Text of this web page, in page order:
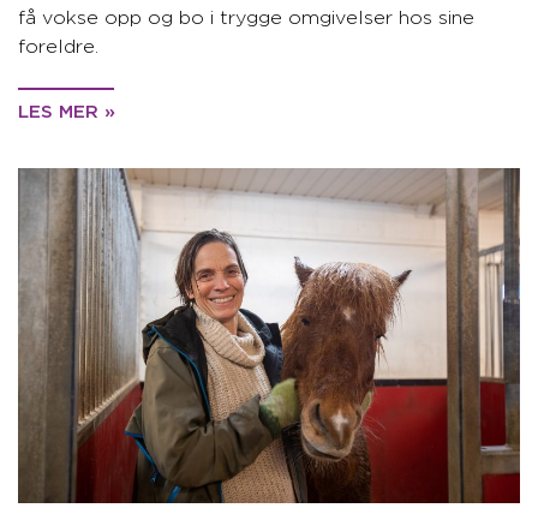
få vokse opp og bo i trygge omgivelser hos sine
foreldre.
LES MER »